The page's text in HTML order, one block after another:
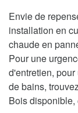
Envie de
installation en
chaude en
Pour une
d'entretien,
de bains,
Bois disponible,